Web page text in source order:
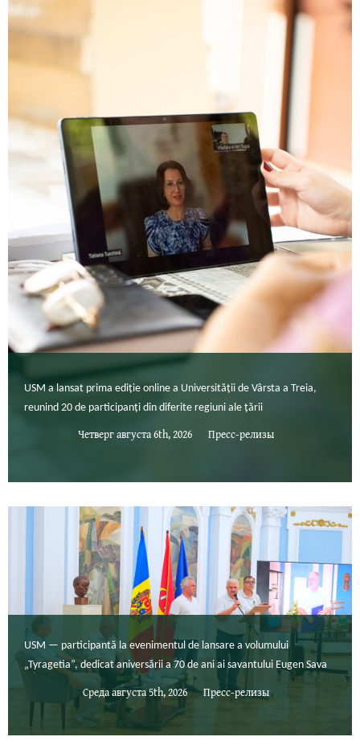
USM a lansat prima ediție online a Universității de Vârsta a Treia,
reunind 20 de participanți din diferite regiuni ale țării
Четверг августа 6th, 2026 Пресс-релизы
USM — participantă la evenimentul de lansare a volumului
„Tyragetia”, dedicat aniversării a 70 de ani ai savantului Eugen Sava
Среда августа 5th, 2026 Пресс-релизы